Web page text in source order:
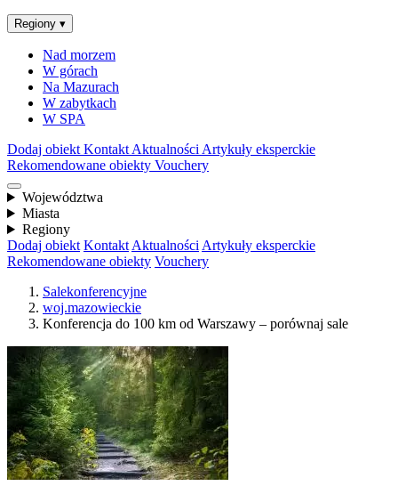
Regiony ▾
Nad morzem
W górach
Na Mazurach
W zabytkach
W SPA
Dodaj obiekt Kontakt Aktualności Artykuły eksperckie
Rekomendowane obiekty Vouchery
Województwa
Miasta
Regiony
Dodaj obiekt Kontakt Aktualności Artykuły eksperckie
Rekomendowane obiekty Vouchery
Salekonferencyjne
woj.mazowieckie
Konferencja do 100 km od Warszawy – porównaj sale